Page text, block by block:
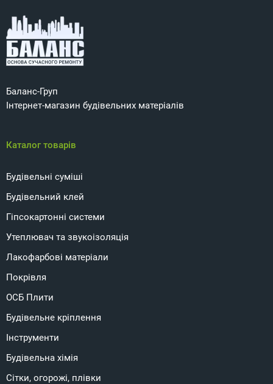
Баланс-Груп
Інтернет-магазин будівельних матеріалів
Каталог товарів
Будівельні суміші
Будівельний клей
Гіпсокартонні системи
Утеплювач та звукоізоляція
Лакофарбові матеріали
Покрівля
ОСБ Плити
Будівельне кріплення
Інструменти
Будівельна хімія
Сітки, огорожі, плівки